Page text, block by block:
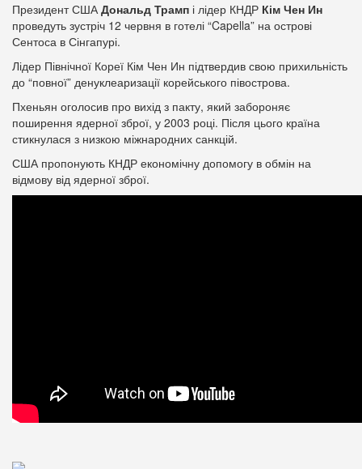
Президент СШАДональд Трамп і лідер КНДР Кім Чен Ин
проведуть зустріч 12 червня в готелі “Capella” на острові
Сентоса в Сінгапурі.
Лідер Північної Кореї Кім Чен Ин підтвердив свою прихильність
до “повної” денуклеаризації корейського півострова.
Пхеньян оголосив про вихід з пакту, який забороняє
поширення ядерної зброї, у 2003 році. Після цього країна
стикнулася з низкою міжнародних санкцій.
США пропонують КНДР економічну допомогу в обмін на
відмову від ядерної зброї.